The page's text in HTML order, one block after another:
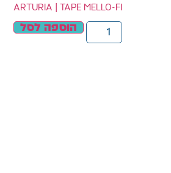
ARTURIA | TAPE MELLO-FI
הוספה לסל